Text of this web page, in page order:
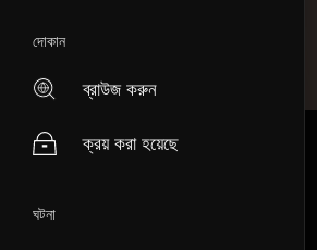
দোকান
ব্রাউজ করুন
ক্রয় করা হয়েছে
ঘটনা